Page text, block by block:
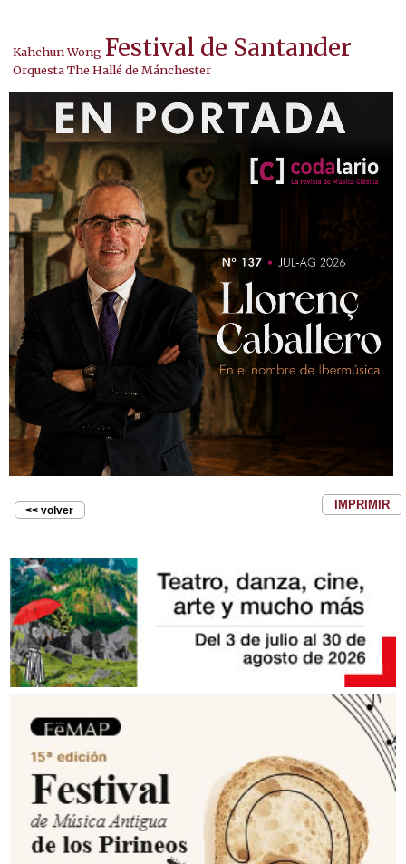
Kahchun Wong Festival de Santander
Orquesta The Hallé de Mánchester
<< volver IMPRIMIR